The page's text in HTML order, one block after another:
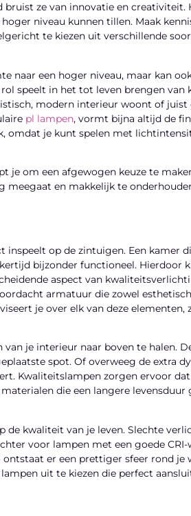
ze van innovatie en creativiteit.
niveau kunnen tillen. Maak
te kiezen uit verschillende
naar een hoger niveau, maar kan
speelt in het tot leven brengen van
modern interieur woont of juist
pl lampen, vormt bijna altijd de
omdat je kunt spelen met
je om een afgewogen keuze te
meegaat en makkelijk te
op de zintuigen. Een kamer
bijzonder functioneel. Hierdoor
aspect van
armatuur die zowel
je over elk van deze elementen,
je interieur naar boven te halen.
spot. Of overweeg de extra
Kwaliteitslampen zorgen ervoor
die een langere levensduur
de kwaliteit van je leven. Slechte
voor lampen met een goede CRI-
er een prettiger sfeer rond je
uit te kiezen die perfect